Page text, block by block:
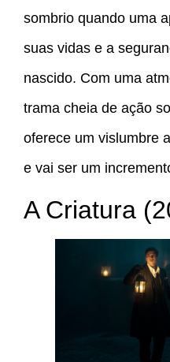
sombrio quando uma
suas vidas e a
nascido. Com uma
trama cheia de ação
oferece um vislumbre
e vai ser um
A Criatura